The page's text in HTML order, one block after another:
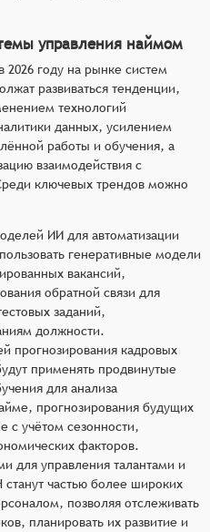
управления наймом
2026 году на рынке систем
развиваться тенденции,
технологий
данных, усилением
работы и обучения, а
взаимодействия с
ключевых трендов можно
ИИ для автоматизации
генеративные модели
вакансий,
обратной связи для
заданий,
должности.
прогнозирования кадровых
применять продвинутые
для анализа
прогнозирования будущих
с учётом сезонности,
факторов.
для управления талантами и
станут частью более широких
позволяя отслеживать
планировать их развитие и